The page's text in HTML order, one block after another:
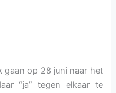
gaan op 28 juni naar het
“ja” tegen elkaar te